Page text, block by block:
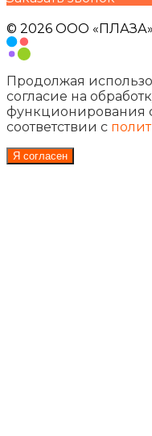
© 2026 ООО
Продолжая
согласие на
функционирования
соответствии с
Я согласен